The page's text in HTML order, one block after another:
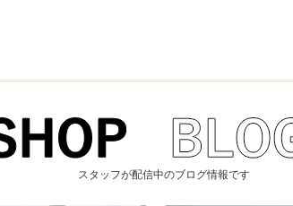
スタッフが配信中のブログ情報です